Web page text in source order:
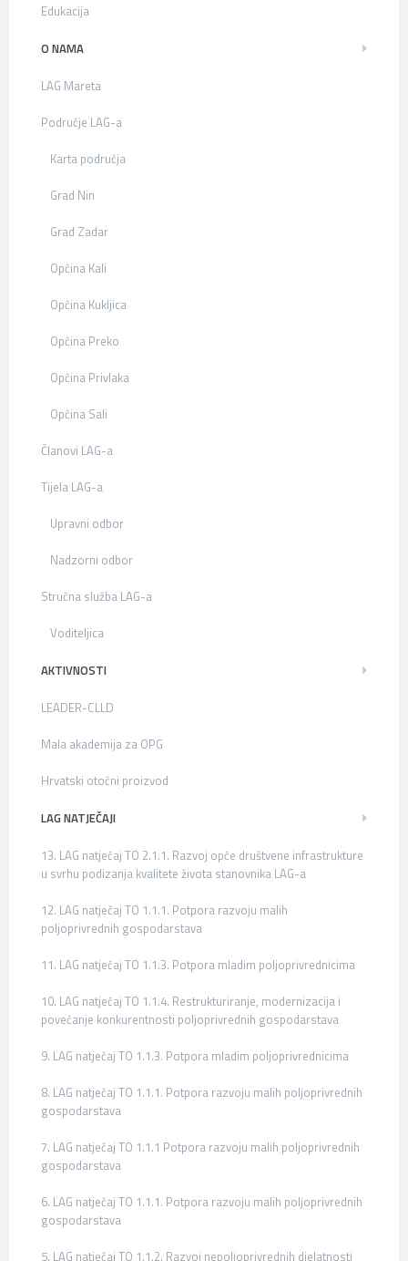
Edukacija
O NAMA
LAG Mareta
Područje LAG-a
Karta područja
Grad Nin
Grad Zadar
Općina Kali
Općina Kukljica
Općina Preko
Općina Privlaka
Općina Sali
Članovi LAG-a
Tijela LAG-a
Upravni odbor
Nadzorni odbor
Stručna služba LAG-a
Voditeljica
AKTIVNOSTI
LEADER-CLLD
Mala akademija za OPG
Hrvatski otočni proizvod
LAG NATJEČAJI
13. LAG natječaj TO 2.1.1. Razvoj opće društvene infrastrukture
u svrhu podizanja kvalitete života stanovnika LAG-a
12. LAG natječaj TO 1.1.1. Potpora razvoju malih
poljoprivrednih gospodarstava
11. LAG natječaj TO 1.1.3. Potpora mladim poljoprivrednicima
10. LAG natječaj TO 1.1.4. Restrukturiranje, modernizacija i
povećanje konkurentnosti poljoprivrednih gospodarstava
9. LAG natječaj TO 1.1.3. Potpora mladim poljoprivrednicima
8. LAG natječaj TO 1.1.1. Potpora razvoju malih poljoprivrednih
gospodarstava
7. LAG natječaj TO 1.1.1 Potpora razvoju malih poljoprivrednih
gospodarstava
6. LAG natječaj TO 1.1.1. Potpora razvoju malih poljoprivrednih
gospodarstava
5. LAG natječaj TO 1.1.2. Razvoj nepoljoprivrednih djelatnosti